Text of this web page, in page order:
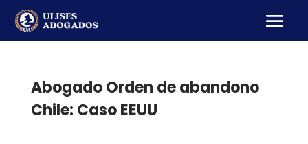
Abogado Orden de abandono
Chile: Caso EEUU